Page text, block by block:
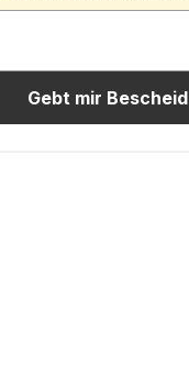
Gebt mir Bescheid